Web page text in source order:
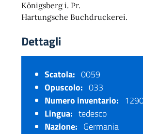
Königsberg i. Pr.
Hartungsche Buchdruckerei.
Dettagli
Scatola: 0059
Opuscolo: 033
Numero inventario:
Lingua: tedesco
Nazione: Germania